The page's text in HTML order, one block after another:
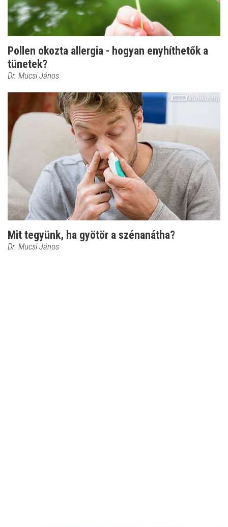
Pollen okozta allergia - hogyan enyhíthetők a
tünetek?
Dr. Mucsi János
Mit tegyünk, ha gyötör a szénanátha?
Dr. Mucsi János